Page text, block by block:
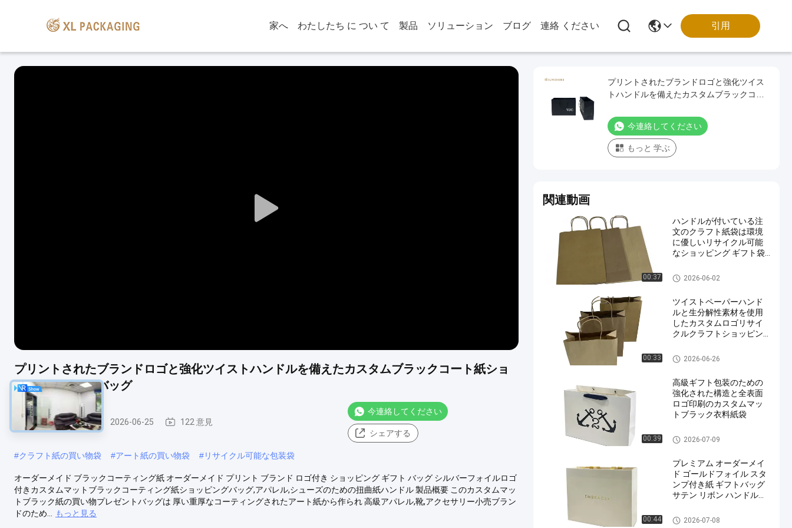
家へ わたしたち に つい て 製品 ソリューション ブログ 連絡 ください 引用
Play
プリントされたブランドロゴと強化ツイストハンドルを備えたカスタムブラックコート紙ショ
ッピングギフトバッグ
ペーパー包装袋 2026-06-25 122 意見
今連絡してください
シェアする
#クラフト紙の買い物袋 #アート紙の買い物袋 #リサイクル可能な包装袋
オーダーメイド ブラックコーティング紙 オーダーメイド プリント ブランド ロゴ付き ショッピング ギフト バッグ シルバーフォイルロゴ
付きカスタムマットブラックコーティング紙ショッピングバッグ,アパレル,シューズのための扭曲紙ハンドル 製品概要 このカスタムマッ
トブラック紙の買い物プレゼントバッグは 厚い重厚なコーティングされたアート紙から作られ 高級アパレル,靴,アクセサリー小売ブラン
ドのため...
もっと見る
プリントされたブランドロゴと強化ツイス
トハンドルを備えたカスタムブラックコー
今連絡してください
もっと 学ぶ
関連動画
00:37
ハンドルが付いている注
文のクラフト紙袋は環境
に優しいリサイクル可能
なショッピング ギフト袋
け入れます
ペーパー包装袋
2026-06-02
00:33
ツイストペーパーハンド
ルと生分解性素材を使用
したカスタムロゴリサイ
クルクラフトショッピン
ペーパー包装袋
2026-06-26
00:39
高級ギフト包装のための
強化された構造と全表面
ロゴ印刷のカスタムマッ
トブラック衣料紙袋
ペーパー包装袋
2026-07-09
00:44
プレミアム オーダーメイ
ド ゴールドフォイル スタ
ンプ付き紙 ギフトバッグ
サテン リボン ハンドルと
プ
ペーパー包装袋
2026-07-08